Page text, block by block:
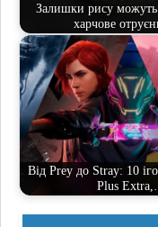
Залишки рису
харчове
Від Prey до Stray: 10
Plus Extra,…